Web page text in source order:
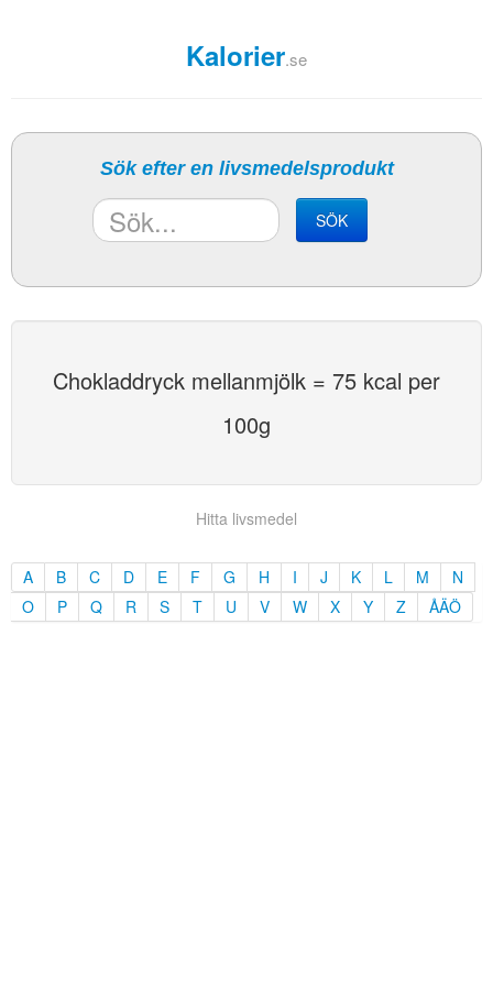
Kalorier.se
Sök efter en livsmedelsprodukt
SÖK
Chokladdryck mellanmjölk = 75 kcal per
100g
Hitta livsmedel
A B C D E F G H I J K L M
N
O
P Q R S T U V W X Y Z ÅÄÖ